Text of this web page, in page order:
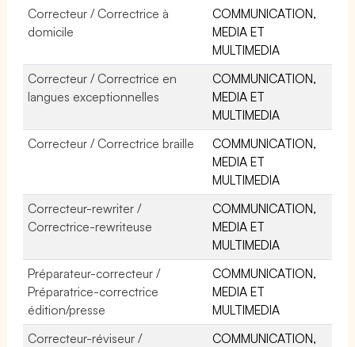
Correcteur / Correctrice à
domicile
COMMUNICATION,
MEDIA ET
MULTIMEDIA
Correcteur / Correctrice en
langues exceptionnelles
COMMUNICATION,
MEDIA ET
MULTIMEDIA
Correcteur / Correctrice braille
COMMUNICATION,
MEDIA ET
MULTIMEDIA
Correcteur-rewriter /
Correctrice-rewriteuse
COMMUNICATION,
MEDIA ET
MULTIMEDIA
Préparateur-correcteur /
Préparatrice-correctrice
édition/presse
COMMUNICATION,
MEDIA ET
MULTIMEDIA
Correcteur-réviseur /
COMMUNICATION,